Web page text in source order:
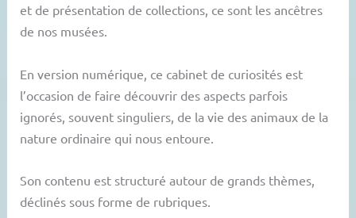
et de présentation de collections, ce sont les ancêtres
de nos musées.
En version numérique, ce cabinet de curiosités est
l’occasion de faire découvrir des aspects parfois
ignorés, souvent singuliers, de la vie des animaux de la
nature ordinaire qui nous entoure.
Son contenu est structuré autour de grands thèmes,
déclinés sous forme de rubriques.